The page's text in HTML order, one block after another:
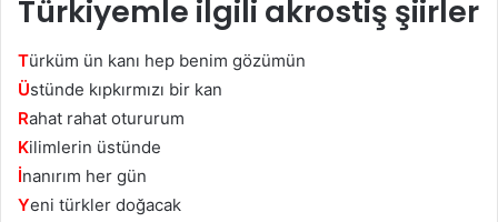
Türkiyemle ilgili akrostiş şiirler
Türküm ün kanı hep benim gözümün
Üstünde kıpkırmızı bir kan
Rahat rahat otururum
Kilimlerin üstünde
İnanırım her gün
Yeni türkler doğacak